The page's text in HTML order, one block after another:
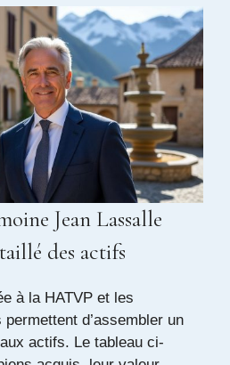
Jean Lassalle
des actifs
à la HATVP et les
d’assembler un
actifs. Le tableau ci-